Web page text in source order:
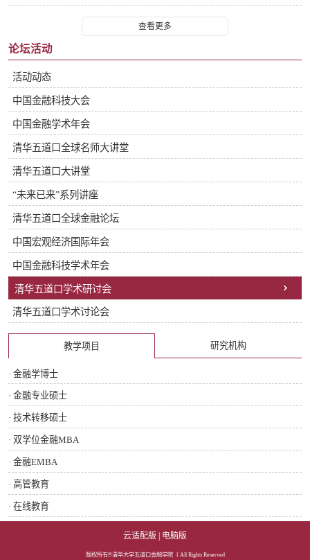
查看更多
论坛活动
活动动态
中国金融科技大会
中国金融学术年会
清华五道口全球名师大讲堂
清华五道口大讲堂
“未来已来”系列讲座
清华五道口全球金融论坛
中国宏观经济国际年会
中国金融科技学术年会
清华五道口学术研讨会
清华五道口学术讨论会
教学项目 研究机构
· 金融学博士
· 金融专业硕士
· 技术转移硕士
· 双学位金融MBA
· 金融EMBA
· 高管教育
· 在线教育
云适配版 | 电脑版
版权所有©清华大学五道口金融学院 丨All Rights Reserved